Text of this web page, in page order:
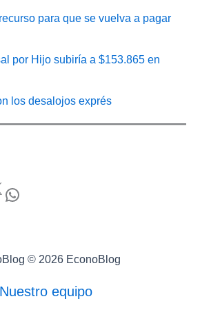
para que se vuelva a pagar
por Hijo subiría a $153.865 en
los desalojos exprés
WhatsApp
© 2026 EconoBlog
Nuestro equipo